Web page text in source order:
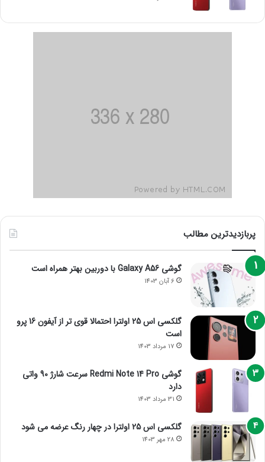
پربازدیدترین مطالب
گوشی Galaxy A56 با دوربین بهتر همراه است
6 آبان 1403
گلکسی اس 25 اولترا احتمالا قوی تر از آیفون 16 پرو
است
17 مرداد 1403
گوشی Redmi Note 14 Pro سرعت شارژ 90 واتی
دارد
31 مرداد 1403
گلکسی اس 25 اولترا در چهار رنگ عرضه می شود
28 مهر 1403